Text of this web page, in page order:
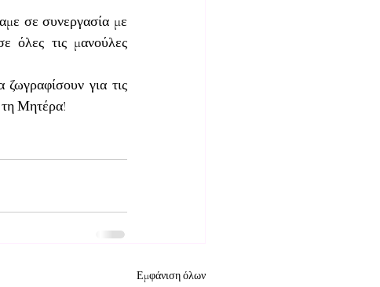
σε συνεργασία με
όλες τις μανούλες
για τις
τη Μητέρα!
Εμφάνιση όλων